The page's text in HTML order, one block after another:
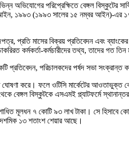
অভিযোগের পরিপ্রেক্ষিতে বেঙ্গল
১৯৯৩ (১৯৯৩ সালের ১৫ নম্বর আইন)-এর ১৭
প্রতি মাসের বিক্রয় প্রতিবেদন এবং
কর্মকর্তা-কর্মচারীদের তথ্য, তাদের গত
প্রতিবেদন, পরিচালকদের পর্ষদ সভা
করে। ফলে ওটিসি মার্কেটের আওতাভুক্ত
বেঙ্গল বিস্কুটকে এসএমই প্ল্যাটফর্মে
মূলধন ৭ কোটি ৯৩ লাখ টাকা। সে হিসাবে
দশমিক ১৩ শতাংশ শেয়ার আছে।